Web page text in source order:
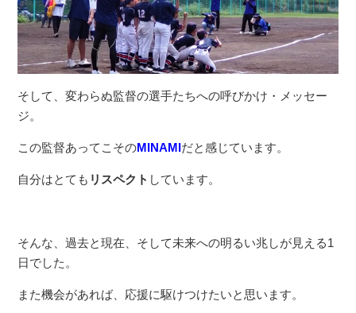
そして、変わらぬ監督の選手たちへの呼びかけ・メッセー
ジ。
この監督あってこそのMINAMIだと感じています。
自分はとても リスペクト しています。
そんな、過去と現在、そして未来への明るい兆しが見える1
日でした。
また機会があれば、応援に駆けつけたいと思います。